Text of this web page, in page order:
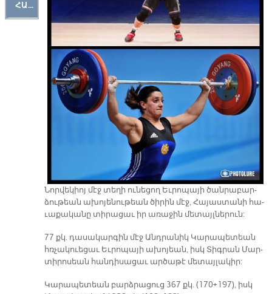
ՀԱՐԹԱԿ
Նոր­վե­կիոյ մէջ տե­ղի ու­նե­ցող Եւ­րո­պա­յի ծան­րա­բար­
ձու­թեան ա­խո­յե­նու­թեան ծի­րին մէջ, Հա­յաս­տա­նի հա­
ւա­քա­կա­նը տի­րա­ցաւ իր ա­ռա­ջին մե­տայլ­նե­րուն:
77 քկ. դա­սա­կար­գին մէջ Անդ­րա­նիկ Կա­րա­պե­տեան
հռչա­կուե­ցաւ Եւ­րո­պա­յի ա­խո­յեան, իսկ Տիգ­րան Մար­
տի­րո­սեան հան­դի­սա­ցաւ ար­ծա­թէ մե­տայ­լա­կիր:
Կա­րա­պե­տեան բարձ­րա­ցուց 367 քկ. (170+197), իսկ